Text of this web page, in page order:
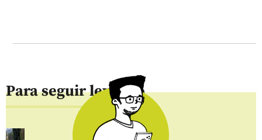
Para seguir leyendo